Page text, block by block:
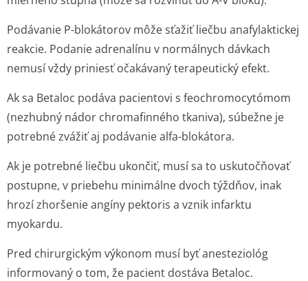
Podávanie P-blokátorov môže sťažiť liečbu anafylaktickej
reakcie. Podanie adrenalínu v normálnych dávkach
nemusí vždy priniesť očakávaný terapeutický efekt.
Ak sa Betaloc podáva pacientovi s feochromocytómom
(nezhubný nádor chromafinného tkaniva), súbežne je
potrebné zvážiť aj podávanie alfa-blokátora.
Ak je potrebné liečbu ukončiť, musí sa to uskutočňovať
postupne, v priebehu minimálne dvoch týždňov, inak
hrozí zhoršenie angíny pektoris a vznik infarktu
myokardu.
Pred chirurgickým výkonom musí byť anesteziológ
informovaný o tom, že pacient dostáva Betaloc.